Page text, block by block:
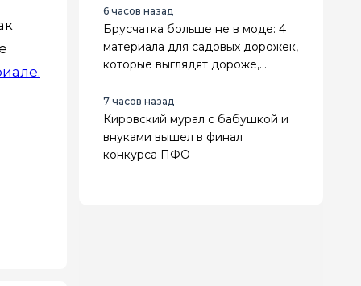
6 часов назад
Брусчатка больше не в моде: 4
материала для садовых дорожек,
которые выглядят дороже,
травой
7 часов назад
Кировский мурал с бабушкой и
внуками вышел в финал
конкурса ПФО